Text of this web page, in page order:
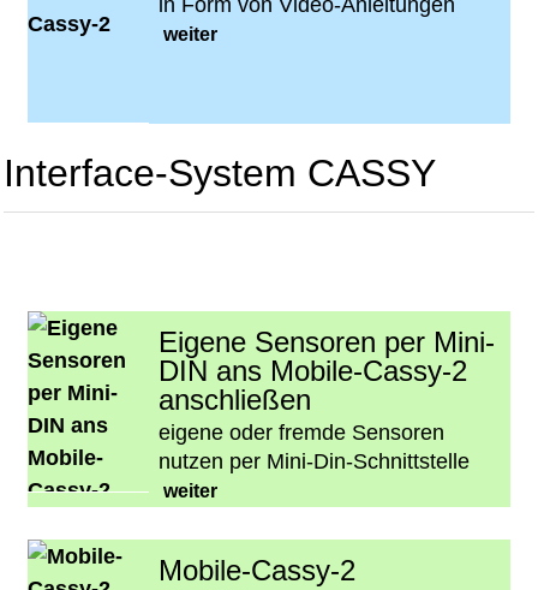
weiter
Interface-System CASSY
Eigene Sensoren per Mini-
DIN ans Mobile-Cassy-2
anschließen
eigene oder fremde Sensoren
nutzen per Mini-Din-Schnittstelle
weiter
Mobile-Cassy-2